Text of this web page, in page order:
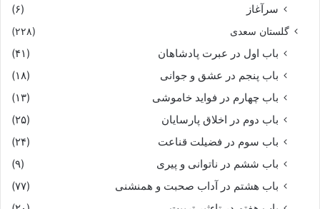
سرآغاز
(۶)
گلستان سعدی (۲۲۸)
باب اول در عبرت پادشاهان
(۴۱)
باب پنجم در عشق و جوانى
(۱۸)
باب چهارم در فواید خاموشى
(۱۳)
باب دوم در اخلاق پارسایان
(۲۵)
باب سوم در فضیلت قناعت
(۲۴)
باب ششم در ناتوانى و پیرى
(۹)
باب هشتم در آداب صحبت و همنشنى
(۷۷)